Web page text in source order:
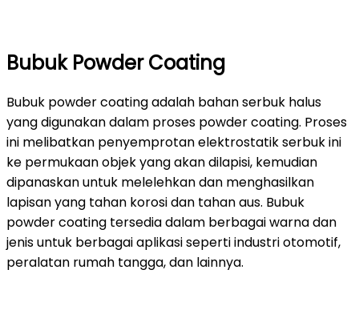
Bubuk Powder Coating
Bubuk powder coating adalah bahan serbuk halus
yang digunakan dalam proses powder coating. Proses
ini melibatkan penyemprotan elektrostatik serbuk ini
ke permukaan objek yang akan dilapisi, kemudian
dipanaskan untuk melelehkan dan menghasilkan
lapisan yang tahan korosi dan tahan aus. Bubuk
powder coating tersedia dalam berbagai warna dan
jenis untuk berbagai aplikasi seperti industri otomotif,
peralatan rumah tangga, dan lainnya.